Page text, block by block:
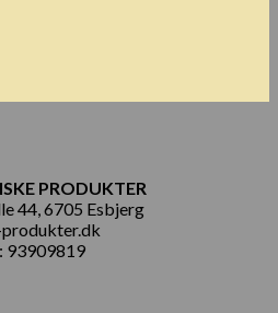
PRODUKTER
44, 6705 Esbjerg
93909819